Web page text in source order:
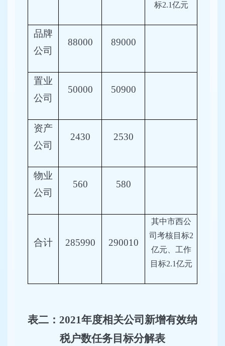
标2.1亿元
品牌
公司
88000 89000
置业
公司
50000 50900
资产
公司
2430 2530
物业
公司
560 580
合计 285990 290010
其中市西公
司考核目标2
亿元、工作
目标2.1亿元
表二： 2021年度相关公司新增有效纳
税户数任务目标分解表